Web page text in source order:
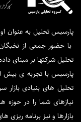
با حضور جمعی از نخبگان
تحلیل شرکتها بر مبنای
پارسیس با تجربه ی بیش
تحلیل های بنیادی بازار
نیازهای شما را در حوزه
بازارها و نیز برنامه